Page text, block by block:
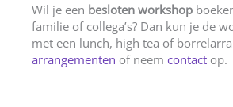
Wil je een besloten workshop
familie of collega’s? Dan kun je de
met een lunch, high tea of
arrangementen of neem contact op.